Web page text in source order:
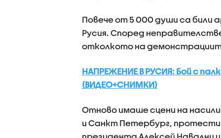
Повече от 5 000 души са били
Русия. Според
отколкото на
НАПРЕЖЕНИЕ В РУСИЯ: Бой с
(ВИДЕО+СНИМКИ)
Отново имаше сцени на
и Санкт Петербург,